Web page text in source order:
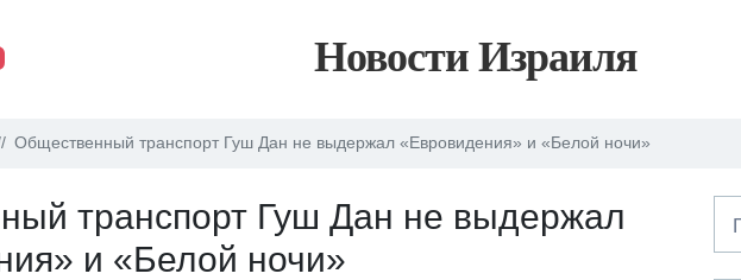
Новости Израиля
Общественный транспорт Гуш Дан не выдержал «Евровидения» и «Белой ночи»
транспорт Гуш Дан не выдержал
и «Белой ночи»